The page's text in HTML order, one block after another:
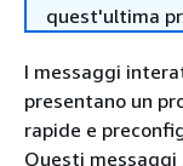
quest'ultima
I messaggi
presentano un
rapide e
Questi messaggi